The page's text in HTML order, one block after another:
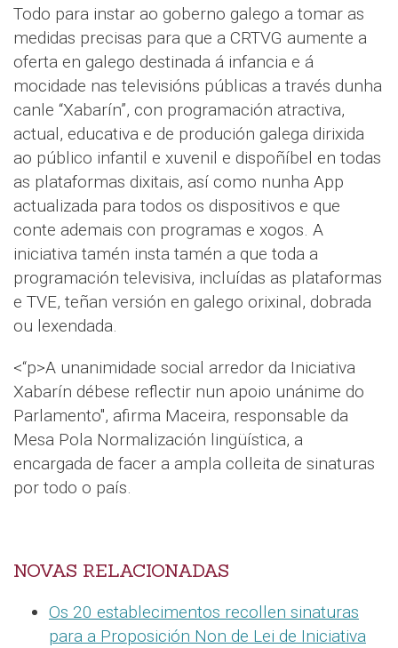
Todo para instar ao goberno galego a tomar as
medidas precisas para que a CRTVG aumente a
oferta en galego destinada á infancia e á
mocidade nas televisións públicas a través dunha
canle “Xabarín”, con programación atractiva,
actual, educativa e de produción galega dirixida
ao público infantil e xuvenil e dispoñíbel en todas
as plataformas dixitais, así como nunha App
actualizada para todos os dispositivos e que
conte ademais con programas e xogos. A
iniciativa tamén insta tamén a que toda a
programación televisiva, incluídas as plataformas
e TVE, teñan versión en galego orixinal, dobrada
ou lexendada.
<“p>A unanimidade social arredor da Iniciativa
Xabarín débese reflectir nun apoio unánime do
Parlamento", afirma Maceira, responsable da
Mesa Pola Normalización lingüística, a
encargada de facer a ampla colleita de sinaturas
por todo o país.
NOVAS RELACIONADAS
Os 20 establecimentos recollen sinaturas
para a Proposición Non de Lei de Iniciativa